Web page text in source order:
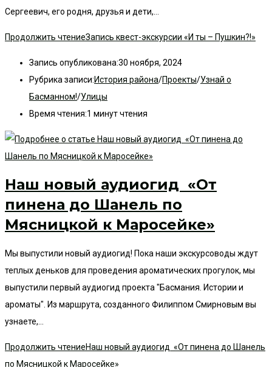
Сергеевич, его родня, друзья и дети,…
Продолжить чтениеЗапись квест-экскурсии «И ты – Пушкин?!»
Запись опубликована:30 ноября, 2024
Рубрика записи:История района/Проекты/Узнай о
Басманном!/Улицы
Время чтения:1 минут чтения
Наш новый аудиогид «От
пинена до Шанель по
Мясницкой к Маросейке»
Мы выпустили новый аудиогид! Пока наши экскурсоводы ждут
теплых деньков для проведения ароматических прогулок, мы
выпустили первый аудиогид проекта "Басмания. Истории и
ароматы". Из маршрута, созданного Филиппом Смирновым вы
узнаете,…
Продолжить чтениеНаш новый аудиогид «От пинена до Шанель
по Мясницкой к Маросейке»